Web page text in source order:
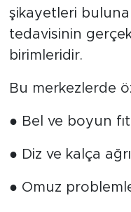
şikayetleri
tedavisinin
birimleridir.
Bu merkezlerde
● Bel ve boyun
● Diz ve kalça
● Omuz